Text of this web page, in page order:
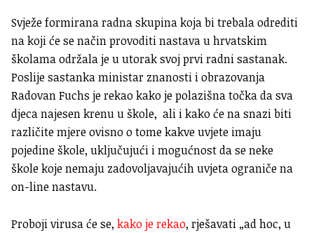
Svježe formirana radna skupina koja bi trebala odrediti
na koji će se način provoditi nastava u hrvatskim
školama održala je u utorak svoj prvi radni sastanak.
Poslije sastanka ministar znanosti i obrazovanja
Radovan Fuchs je rekao kako je polazišna točka da sva
djeca najesen krenu u škole, ali i kako će na snazi biti
različite mjere ovisno o tome kakve uvjete imaju
pojedine škole, uključujući i mogućnost da se neke
škole koje nemaju zadovoljavajućih uvjeta ograniče na
on-line nastavu.
Proboji virusa će se, kako je rekao, rješavati „ad hoc, u